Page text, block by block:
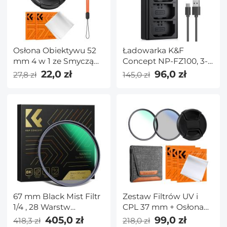
klawiatur, teleskopów
Osłona Obiektywu 52
mm 4 w 1 ze Smyczą
Zapobiegającą
Zgubieniu,
Obiektywami do
Aparatów Nikon,
Canon, Sony i Fujifilm
27,8 zł 22,0 zł
Ładowarka K&F
Concept NP-FZ100, 3-
gniazdowa ładowarka
do akumulatorów A7iii
A7iv A7Rv A6700 A6600
A9 A1 FX3 FX30 ZV-E1
145,0 zł 96,0 zł
67 mm Black Mist Filtr
1/4 , 28 Warstw
Nanopowłoki - Seria
418,3 zł 405,0 zł
Zestaw Filtrów UV i
CPL 37 mm + Osłona
Obiektywu + 3
218,0 zł 99,0 zł